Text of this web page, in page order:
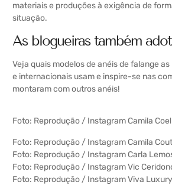
materiais e produções à exigência de
situação.
As blogueiras também
Veja quais modelos de anéis de falange
e internacionais usam e inspire-se nas
montaram com outros anéis!
Foto: Reprodução / Instagram Camila
Foto: Reprodução / Instagram Camila
Foto: Reprodução / Instagram Carla
Foto: Reprodução / Instagram Vic
Foto: Reprodução / Instagram Viva Luxury